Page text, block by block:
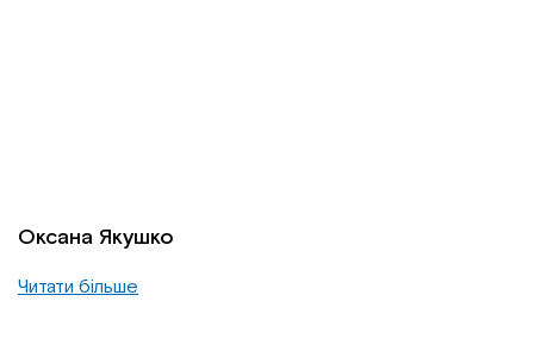
Оксана Якушко
Читати більше